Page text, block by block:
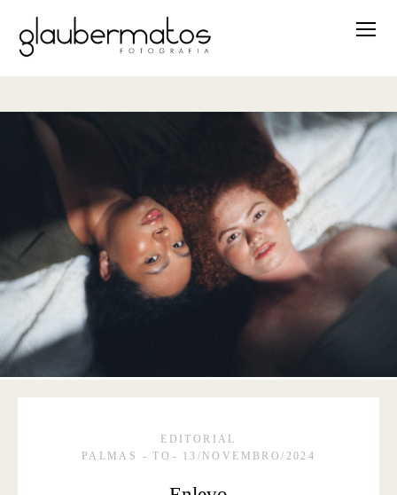
EDITORIAL
PALMAS - TO
13/NOVEMBRO/2024